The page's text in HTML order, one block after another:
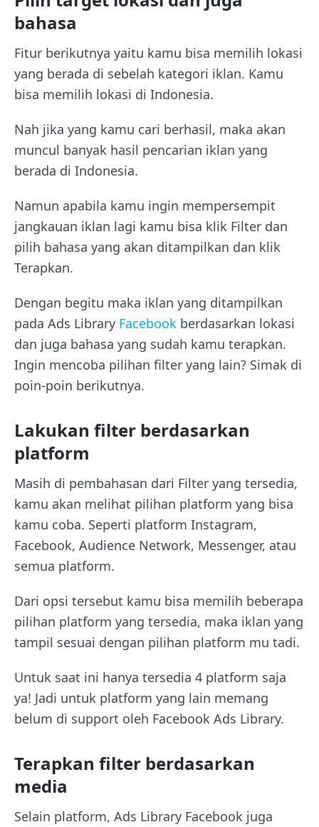
bahasa
Fitur berikutnya yaitu kamu bisa memilih lokasi
yang berada di sebelah kategori iklan. Kamu
bisa memilih lokasi di Indonesia.
Nah jika yang kamu cari berhasil, maka akan
muncul banyak hasil pencarian iklan yang
berada di Indonesia.
Namun apabila kamu ingin mempersempit
jangkauan iklan lagi kamu bisa klik Filter dan
pilih bahasa yang akan ditampilkan dan klik
Terapkan.
Dengan begitu maka iklan yang ditampilkan
pada Ads Library Facebook berdasarkan lokasi
dan juga bahasa yang sudah kamu terapkan.
Ingin mencoba pilihan filter yang lain? Simak di
poin-poin berikutnya.
Lakukan filter berdasarkan
platform
Masih di pembahasan dari Filter yang tersedia,
kamu akan melihat pilihan platform yang bisa
kamu coba. Seperti platform Instagram,
Facebook, Audience Network, Messenger, atau
semua platform.
Dari opsi tersebut kamu bisa memilih beberapa
pilihan platform yang tersedia, maka iklan yang
tampil sesuai dengan pilihan platform mu tadi.
Untuk saat ini hanya tersedia 4 platform saja
ya! Jadi untuk platform yang lain memang
belum di support oleh Facebook Ads Library.
Terapkan filter berdasarkan
media
Selain platform, Ads Library Facebook juga